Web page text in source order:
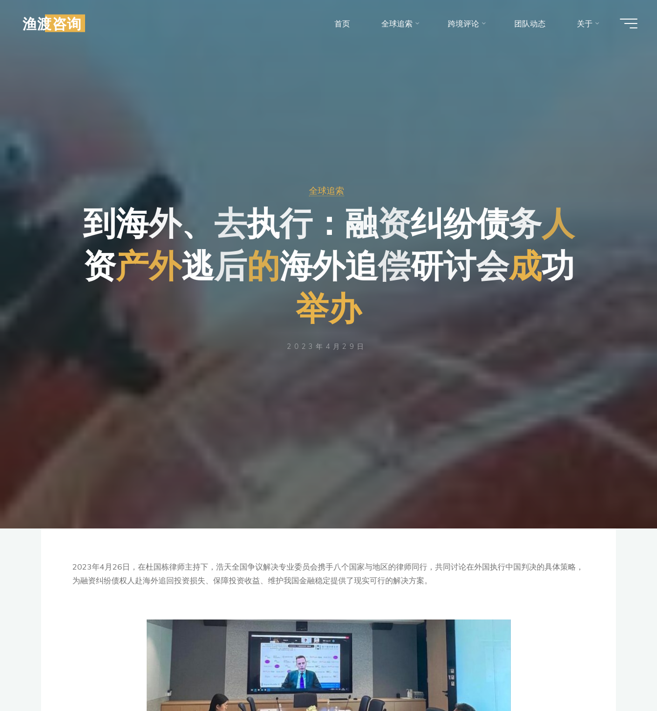
渔渡咨询 首页 全球追索 跨境评论 团队动态 关于
全球追索
到
到海外、
、 去执行： 融
融资
资 纠纷
纷 债务人
资产外逃后的海外追偿研讨会
会 成功
功
举办
2023年4月29日
2023年4月26日，在杜国栋律师主持下，浩天全国争议解决专业委员会携手八个国家与地区的律师同行，共同讨论在外国执行中国判决的具体策略，
为融资纠纷债权人赴海外追回投资损失、保障投资收益、维护我国金融稳定提供了现实可行的解决方案。